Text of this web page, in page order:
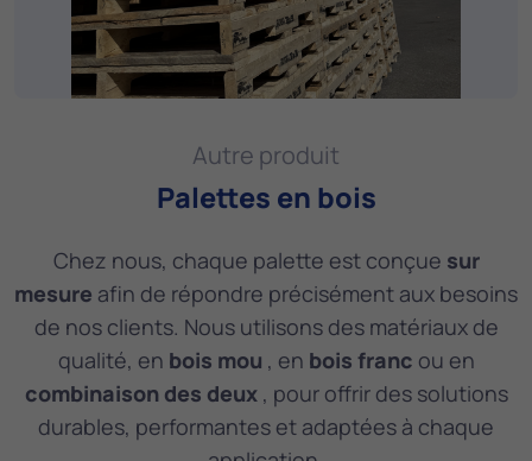
Autre produit
Palettes en bois
Chez nous, chaque palette est conçue sur
mesure afin de répondre précisément aux besoins
de nos clients. Nous utilisons des matériaux de
qualité, en bois mou , en bois franc ou en
combinaison des deux , pour offrir des solutions
durables, performantes et adaptées à chaque